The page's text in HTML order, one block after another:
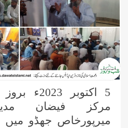
5 اکتوبر
مرکز فیضان
میرپورخاص جھڈو میں